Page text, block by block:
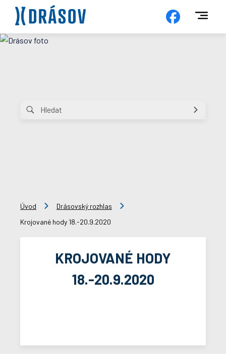
Úvod
Drásovský rozhlas
Krojované hody 18.-20.9.2020
KROJOVANÉ HODY
18.-20.9.2020